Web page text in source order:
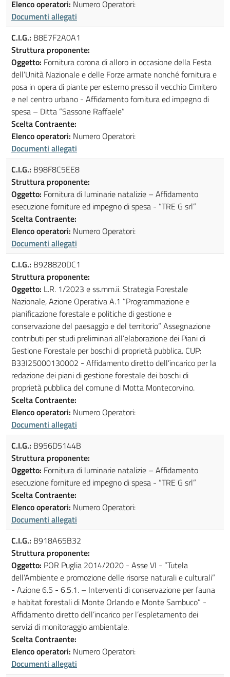
Elenco operatori: Numero Operatori:
Documenti allegati
C.I.G.: B8E7F2A0A1
Struttura proponente:
Oggetto: Fornitura corona di alloro in occasione della Festa
dell’Unità Nazionale e delle Forze armate nonché fornitura e
posa in opera di piante per esterno presso il vecchio Cimitero
e nel centro urbano - Affidamento fornitura ed impegno di
spesa – Ditta “Sassone Raffaele”
Scelta Contraente:
Elenco operatori: Numero Operatori:
Documenti allegati
C.I.G.: B98F8C5EE8
Struttura proponente:
Oggetto: Fornitura di luminarie natalizie – Affidamento
esecuzione forniture ed impegno di spesa - “TRE G srl”
Scelta Contraente:
Elenco operatori: Numero Operatori:
Documenti allegati
C.I.G.: B928820DC1
Struttura proponente:
Oggetto: L.R. 1/2023 e ss.mm.ii. Strategia Forestale
Nazionale, Azione Operativa A.1 “Programmazione e
pianificazione forestale e politiche di gestione e
conservazione del paesaggio e del territorio” Assegnazione
contributi per studi preliminari all’elaborazione dei Piani di
Gestione Forestale per boschi di proprietà pubblica. CUP:
B33I25000130002 - Affidamento diretto dell’incarico per la
redazione dei piani di gestione forestale dei boschi di
proprietà pubblica del comune di Motta Montecorvino.
Scelta Contraente:
Elenco operatori: Numero Operatori:
Documenti allegati
C.I.G.: B956D5144B
Struttura proponente:
Oggetto: Fornitura di luminarie natalizie – Affidamento
esecuzione forniture ed impegno di spesa - “TRE G srl”
Scelta Contraente:
Elenco operatori: Numero Operatori:
Documenti allegati
C.I.G.: B918A65B32
Struttura proponente:
Oggetto: POR Puglia 2014/2020 - Asse VI - “Tutela
dell’Ambiente e promozione delle risorse naturali e culturali”
- Azione 6.5 - 6.5.1. – Interventi di conservazione per fauna
e habitat forestali di Monte Orlando e Monte Sambuco” -
Affidamento diretto dell’incarico per l’espletamento dei
servizi di monitoraggio ambientale.
Scelta Contraente:
Elenco operatori: Numero Operatori:
Documenti allegati